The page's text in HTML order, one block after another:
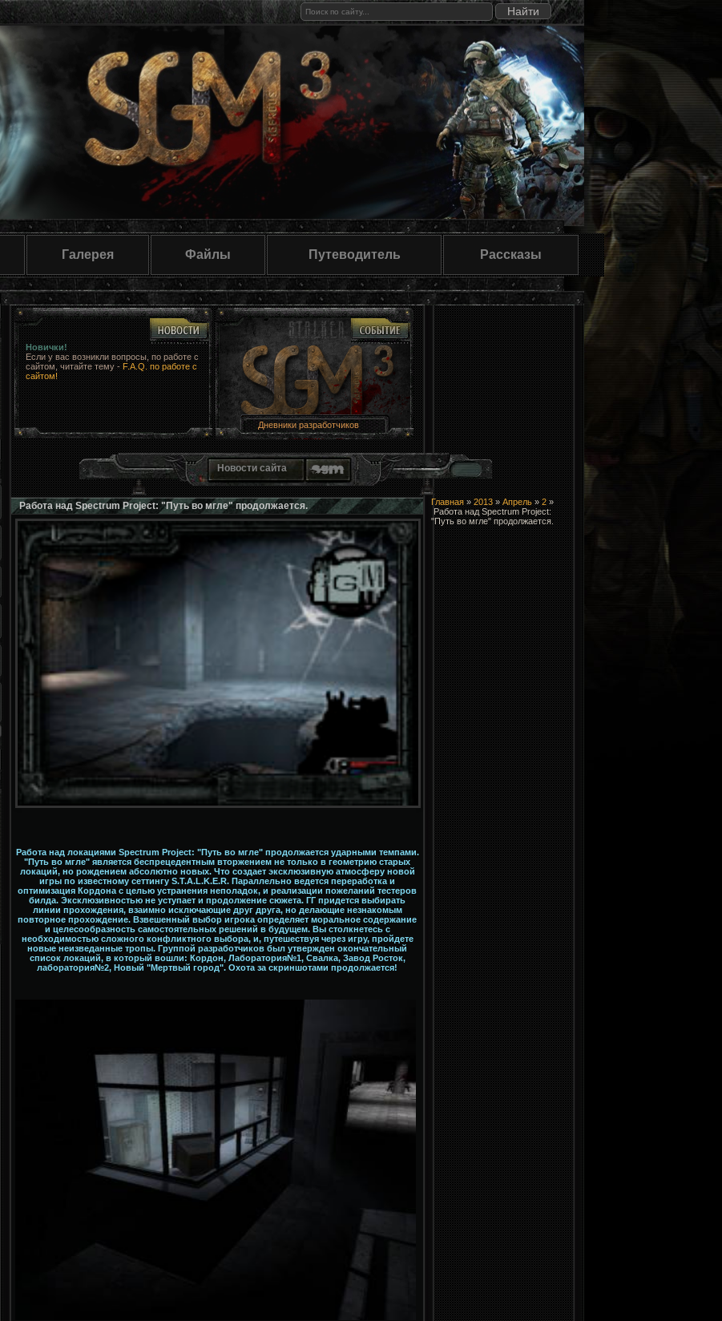
Галерея Файлы Путеводитель Рассказы
Новички!
Если у вас возникли вопросы, по работе с
сайтом, читайте тему - F.A.Q. по работе с
сайтом!
Дневники разработчиков
Новости сайта
Работа над Spectrum Project: "Путь во мгле" продолжается.
Работа над локациями Spectrum Project: "Путь во мгле" продолжается ударными темпами.
"Путь во мгле" является беспрецедентным вторжением не только в геометрию старых
локаций, но рождением абсолютно новых. Что создает эксклюзивную атмосферу новой
игры по известному сеттингу S.T.A.L.K.E.R. Параллельно ведется переработка и
оптимизация Кордона с целью устранения неполадок, и реализации пожеланий тестеров
билда. Эксклюзивностью не уступает и продолжение сюжета. ГГ придется выбирать
линии прохождения, взаимно исключающие друг друга, но делающие незнакомым
повторное прохождение. Взвешенный выбор игрока определяет моральное содержание
и целесообразность самостоятельных решений в будущем. Вы столкнетесь с
необходимостью сложного конфликтного выбора, и, путешествуя через игру, пройдете
новые неизведанные тропы. Группой разработчиков был утвержден окончательный
список локаций, в который вошли: Кордон, Лаборатория№1, Свалка, Завод Росток,
лаборатория№2, Новый "Мертвый город". Охота за скриншотами продолжается!
Главная » 2013 » Апрель » 2 »
Работа над Spectrum Project:
"Путь во мгле" продолжается.